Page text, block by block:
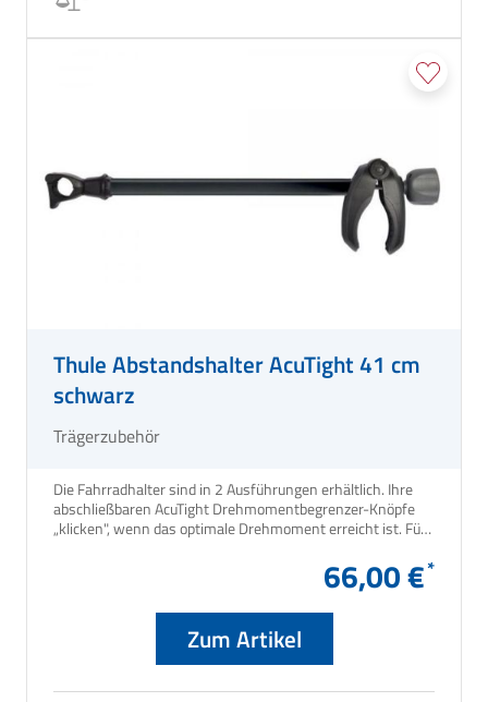
Thule Abstandshalter AcuTight 41 cm
schwarz
Trägerzubehör
Die Fahrradhalter sind in 2 Ausführungen erhältlich. Ihre
abschließbaren AcuTight Drehmomentbegrenzer-Knöpfe
„klicken", wenn das optimale Drehmoment erreicht ist. Für
66,00 €
Zum Artikel